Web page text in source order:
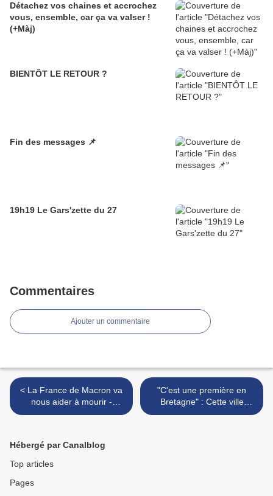
Détachez vos chaines et accrochez
vous, ensemble, car ça va valser !
(+Màj)
BIENTÔT LE RETOUR ?
Fin des messages 📌
19h19 Le Gars'zette du 27
Commentaires
Ajouter un commentaire
< La France de Macron va
nous aider à mourir -
Récapitulatif et DOUZE
"C'est une première en
Bretagne" : Cette ville
s'offre une ferme
Hébergé par Canalblog
Top articles
Pages